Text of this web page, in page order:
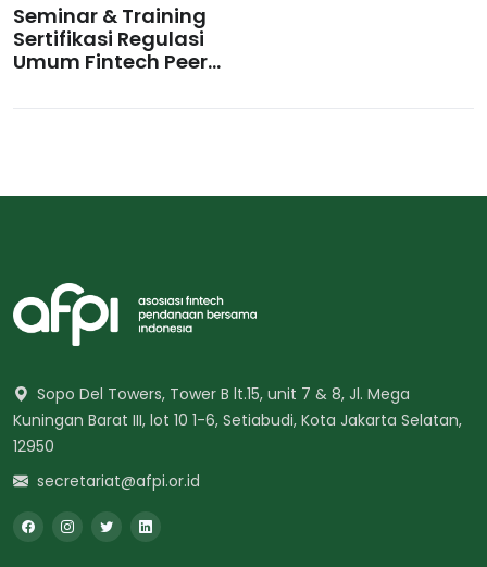
Seminar & Training
Sertifikasi Regulasi
Umum Fintech Peer-
Sopo Del Towers, Tower B lt.15, unit 7 & 8, Jl. Mega
Kuningan Barat III, lot 10 1-6, Setiabudi, Kota Jakarta Selatan,
12950
secretariat@afpi.or.id